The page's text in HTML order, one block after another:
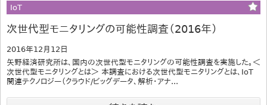
IoT
次世代型モニタリングの可能性調査（2016年）
2016年12月12日
矢野経済研究所は、国内の次世代型モニタリングの可能性調査を実施した。＜
次世代型モニタリングとは＞ 本調査における次世代型モニタリングとは、IoT
関連テクノロジー（クラウド/ビッグデータ、解析・アナ...